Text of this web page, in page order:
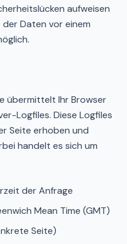
aufweisen
der Daten vor einem
übermittelt Ihr Browser
Logfiles. Diese Logfiles
Seite erhoben und
handelt es sich um
der Anfrage
Mean Time (GMT)
Seite)